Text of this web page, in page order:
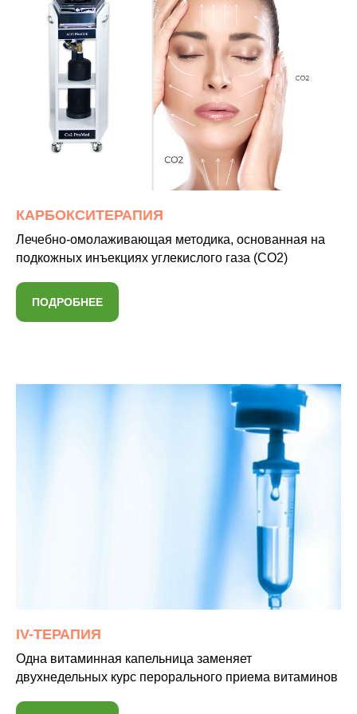
КАРБОКСИТЕРАПИЯ
Лечебно-омолаживающая методика, основанная на
подкожных инъекциях углекислого газа (CO2)
ПОДРОБНЕЕ
IV-ТЕРАПИЯ
Одна витаминная капельница заменяет
двухнедельных курс перорального приема витаминов